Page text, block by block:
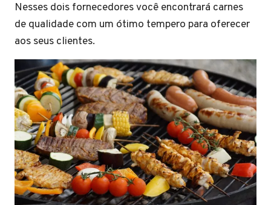
Nesses dois fornecedores você encontrará carnes
de qualidade com um ótimo tempero para oferecer
aos seus clientes.